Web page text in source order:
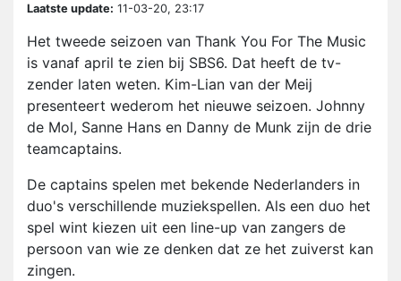
Laatste update: 11-03-20, 23:17
Het tweede seizoen van Thank You For The Music
is vanaf april te zien bij SBS6. Dat heeft de tv-
zender laten weten. Kim-Lian van der Meij
presenteert wederom het nieuwe seizoen. Johnny
de Mol, Sanne Hans en Danny de Munk zijn de drie
teamcaptains.
De captains spelen met bekende Nederlanders in
duo's verschillende muziekspellen. Als een duo het
spel wint kiezen uit een line-up van zangers de
persoon van wie ze denken dat ze het zuiverst kan
zingen.